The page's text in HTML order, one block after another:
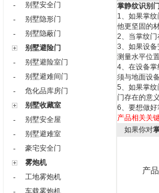
-
别墅安全门
-
别墅隐形门
-
别墅隐蔽门
别墅避险门
-
别墅避险室门
-
别墅避难间门
-
危化品库房门
别墅收藏室
-
别墅安全屋
-
别墅避难室
-
豪宅安全门
雾炮机
-
工地雾炮机
车载雾炮机
掌静纹识别门
1、如果掌
他更坚固的材
2、当掌纹
3、如果设
测量水平位置
4、在设备
须与地面设
5、如果掌
门存在的意义
6、要想做好
产品相关关
如果你对
产品